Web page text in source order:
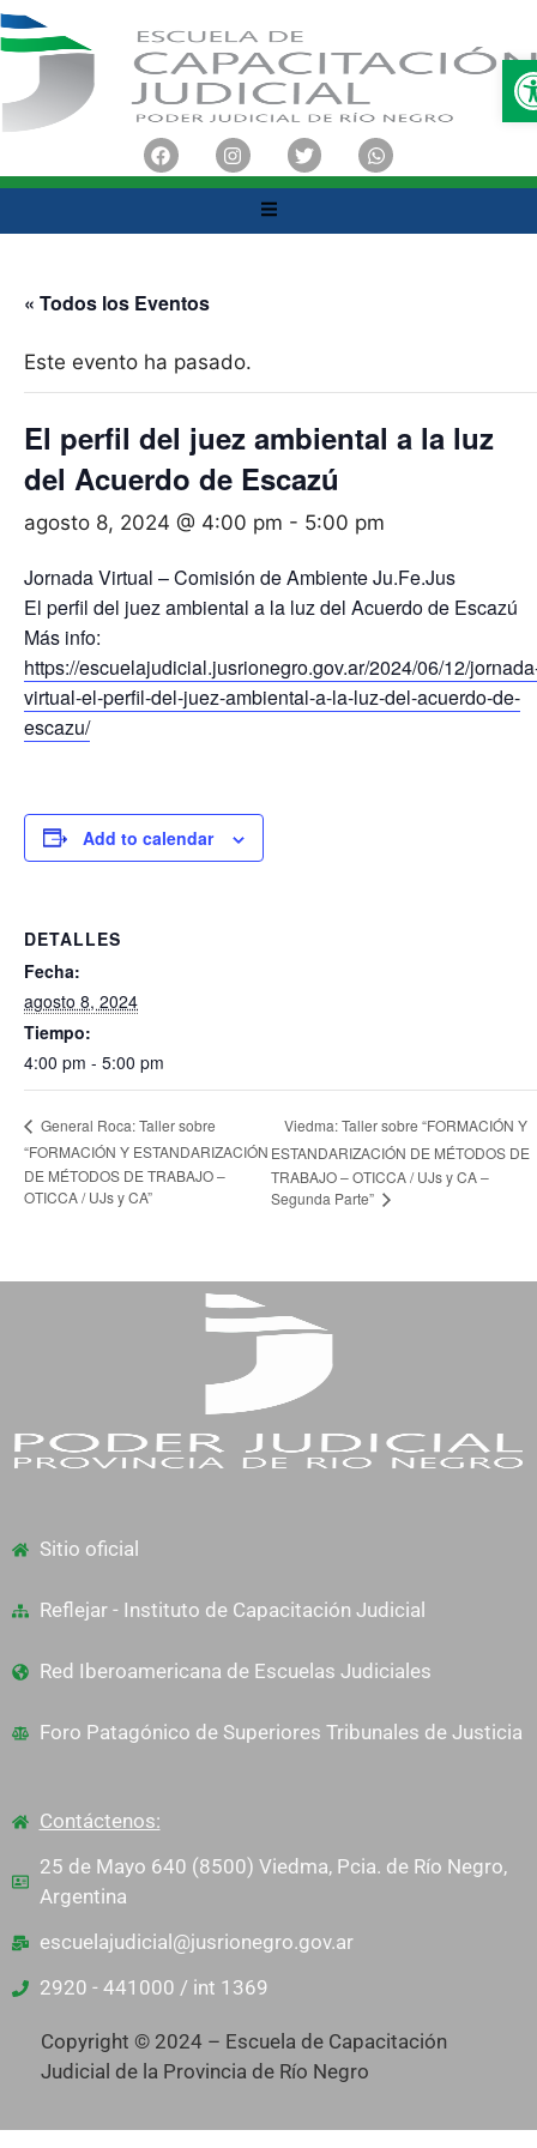
« Todos los Eventos
Este evento ha pasado.
El perfil del juez ambiental a la luz
del Acuerdo de Escazú
agosto 8, 2024 @ 4:00 pm - 5:00 pm
Jornada Virtual – Comisión de Ambiente Ju.Fe.Jus
El perfil del juez ambiental a la luz del Acuerdo de Escazú
Más info:
https://escuelajudicial.jusrionegro.gov.ar/2024/06/12/
virtual-el-perfil-del-juez-ambiental-a-la-luz-del-acuerdo-de-
escazu/
Add to calendar
DETALLES
Fecha:
agosto 8, 2024
Tiempo:
4:00 pm - 5:00 pm
General Roca: Taller sobre
“FORMACIÓN Y ESTANDARIZACIÓN
DE MÉTODOS DE TRABAJO –
OTICCA / UJs y CA”
Viedma: Taller sobre “FORMACIÓN Y
ESTANDARIZACIÓN DE MÉTODOS DE
TRABAJO – OTICCA / UJs y CA –
Segunda Parte”
Sitio oficial
Reflejar - Instituto de Capacitación Judicial
Red Iberoamericana de Escuelas Judiciales
Foro Patagónico de Superiores Tribunales de Justicia
Contáctenos:
25 de Mayo 640 (8500) Viedma, Pcia. de Río Negro,
Argentina
escuelajudicial@jusrionegro.gov.ar
2920 - 441000 / int 1369
Copyright © 2024 – Escuela de Capacitación
Judicial de la Provincia de Río Negro